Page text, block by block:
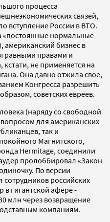
процесса
связей,
вступление России в ВТО.
«постоянные нормальные
бизнес в
равными правами и
не применяется на
Она давно отжила свое,
Конгресса разрешить
советских евреев.
(наряду со свободной
для американских
так и
Магнитского,
Hermitage, соединили
пролоббировал «Закон
По версии
сотрудников российских
в гигантской афере -
млн через возвращение
компаниям.